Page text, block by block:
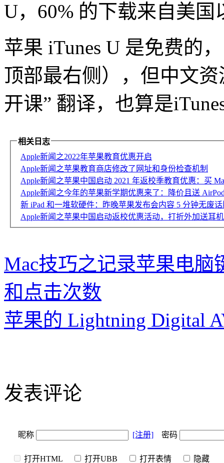
U，60% 的下载来自美国
苹果 iTunes U 是免费的
顶部最右侧），但中文
开课” 翻译，也算是
相关日志
Apple新闻之2022年苹果教育优惠开启
Apple新闻之苹果教育商店修改了网址和身份检查机制
Apple新闻之苹果中国启动 2021 年返校季教育优惠：买
Apple新闻之今年的苹果新学期优惠来了：降价且送
新 iPad 和一堆软硬件：昨晚苹果发布会内容 5 分钟无废
Apple新闻之苹果中国启动返校优惠活动，打折外加送耳机
Mac技巧之记录苹果电
和点击次数
苹果的 Lightning Digital
发表评论
昵称 [注册] 密码
打开HTML 打开UBB 打开表情 隐